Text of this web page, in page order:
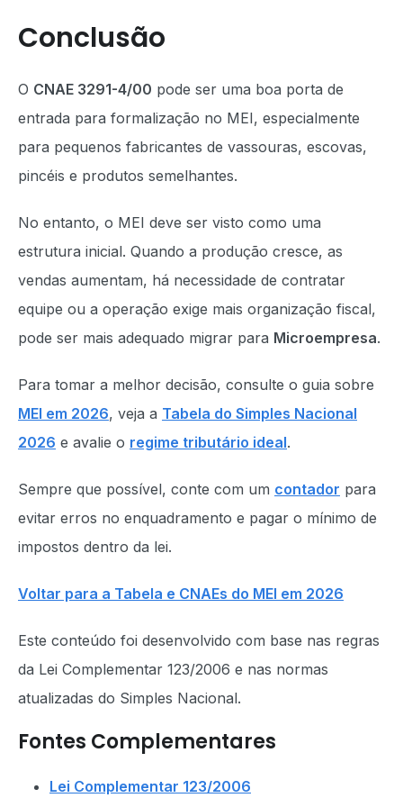
Conclusão
O CNAE 3291-4/00 pode ser uma boa porta de
entrada para formalização no MEI, especialmente
para pequenos fabricantes de vassouras, escovas,
pincéis e produtos semelhantes.
No entanto, o MEI deve ser visto como uma
estrutura inicial. Quando a produção cresce, as
vendas aumentam, há necessidade de contratar
equipe ou a operação exige mais organização fiscal,
pode ser mais adequado migrar para Microempresa.
Para tomar a melhor decisão, consulte o guia sobre
MEI em 2026, veja a Tabela do Simples Nacional
2026 e avalie o regime tributário ideal.
Sempre que possível, conte com um contador para
evitar erros no enquadramento e pagar o mínimo de
impostos dentro da lei.
Voltar para a Tabela e CNAEs do MEI em 2026
Este conteúdo foi desenvolvido com base nas regras
da Lei Complementar 123/2006 e nas normas
atualizadas do Simples Nacional.
Fontes Complementares
Lei Complementar 123/2006